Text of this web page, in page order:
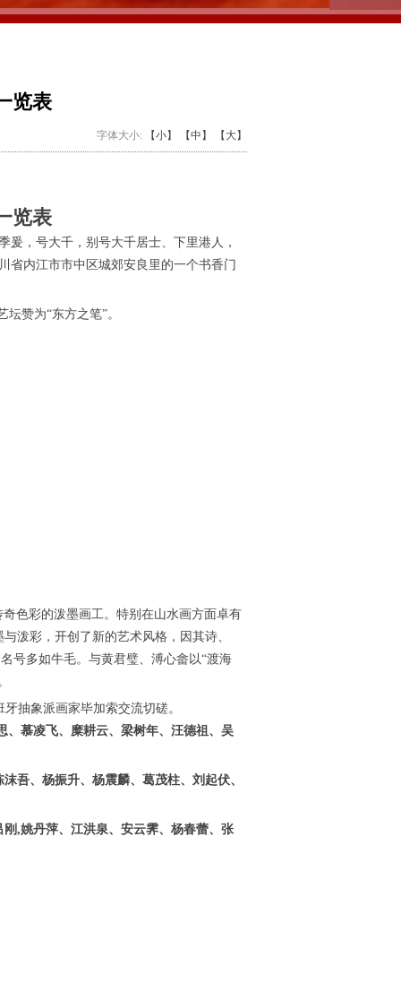
览表
字体大小: 【小】 【中】 【大】
览表
爰，号大千，别号大千居士、下里港人，
省内江市市中区城郊安良里的一个书香门
赞为“东方之笔”。
色彩的泼墨画工。特别在山水画方面卓有
泼彩，开创了新的艺术风格，因其诗、
号多如牛毛。与黄君璧、溥心畲以“渡海
抽象派画家毕加索交流切磋。
、慕凌飞、糜耕云、梁树年、汪德祖、吴
吾、杨振升、杨震麟、葛茂柱、刘起伏、
,姚丹萍、江洪泉、安云霁、杨春蕾、张